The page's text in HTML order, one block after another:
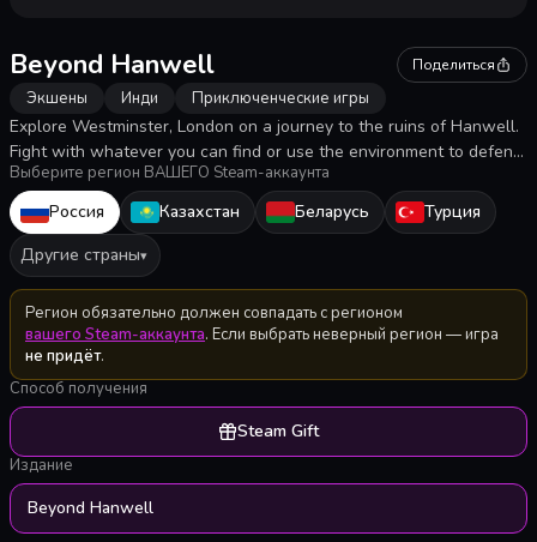
Beyond Hanwell Поделиться
Экшены Инди Приключенческие игры
Explore Westminster, London on a journey to the ruins of Hanwell.
Fight with whatever you can find or use the environment to defend
yourself against an ever increasing scourge of Anomalies.
Выберите регион ВАШЕГО Steam-аккаунта
Россия Казахстан Беларусь
Турция
Другие страны▾
Регион обязательно должен совпадать с регионом
вашего Steam-аккаунта. Если выбрать неверный регион — игра
не придёт.
Способ получения
Steam Gift
Издание
Beyond Hanwell